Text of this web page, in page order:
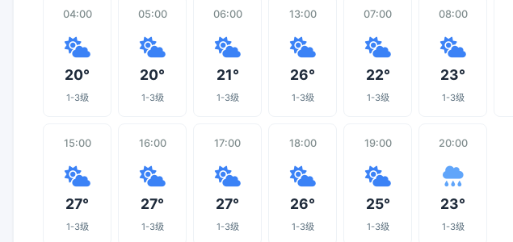
04:00
20°
1-3级
05:00
20°
1-3级
06:00
21°
1-3级
13:00
26°
1-3级
07:00
22°
1-3级
08:00
23°
1-3级
15:00
27°
1-3级
16:00
27°
1-3级
17:00
27°
1-3级
18:00
26°
1-3级
19:00
25°
1-3级
20:00
23°
1-3级